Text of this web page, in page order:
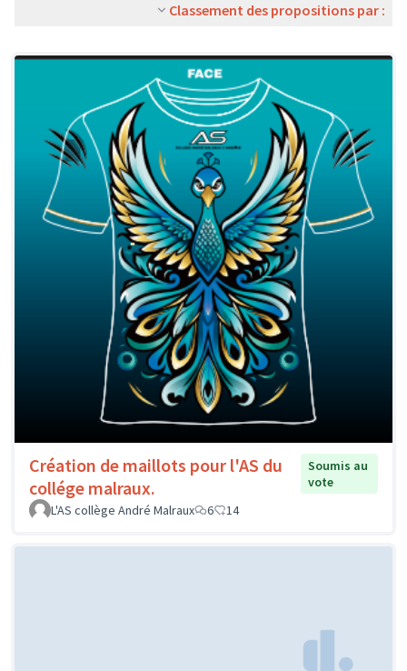
Classement des propositions par :
Création de maillots pour l'AS du
collége malraux.
Soumis au
vote
L'AS collège André Malraux
6 14